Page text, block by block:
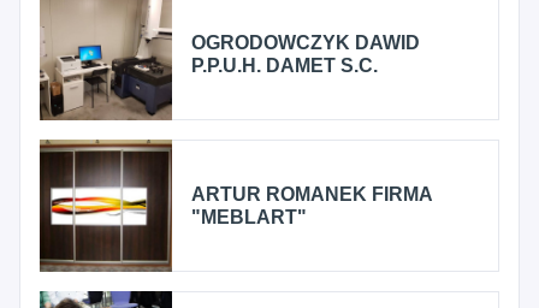
OGRODOWCZYK DAWID
P.P.U.H. DAMET S.C.
ARTUR ROMANEK FIRMA
"MEBLART"